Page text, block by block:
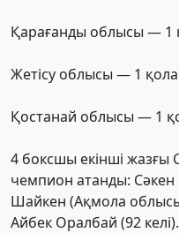
Қарағанды облысы — 1
Жетісу облысы — 1 қола
Қостанай облысы — 1
4 боксшы екінші жазғы
чемпион атанды: Сәкен
Шайкен (Ақмола
Айбек Оралбай (92 келі).